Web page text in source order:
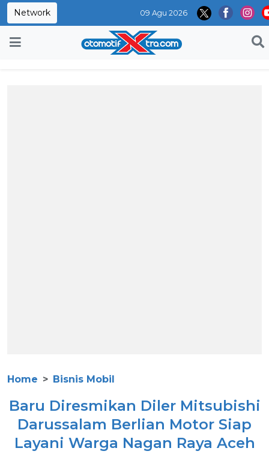
Network 09 Agu 2026
Home Bisnis Mobil
Baru Diresmikan Diler Mitsubishi
Darussalam Berlian Motor Siap
Layani Warga Nagan Raya Aceh